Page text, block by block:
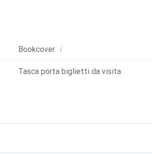
Bookcover i
Tasca porta biglietti da visita